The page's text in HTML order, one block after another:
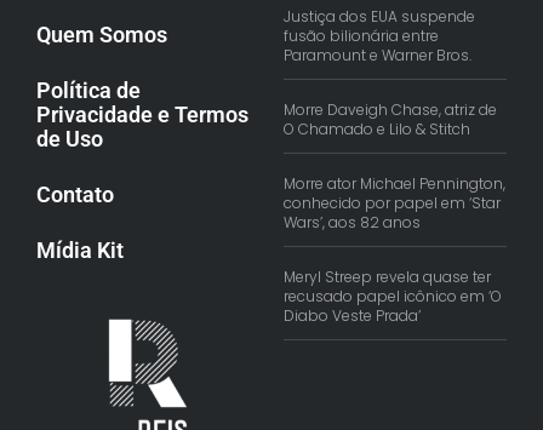
Quem Somos
Política de
Privacidade e Termos
de Uso
Contato
Mídia Kit
Justiça dos EUA suspende
fusão bilionária entre
Paramount e Warner Bros.
Morre Daveigh Chase, atriz de
O Chamado e Lilo & Stitch
Morre ator Michael Pennington,
conhecido por papel em ‘Star
Wars’, aos 82 anos
Meryl Streep revela quase ter
recusado papel icônico em ‘O
Diabo Veste Prada’